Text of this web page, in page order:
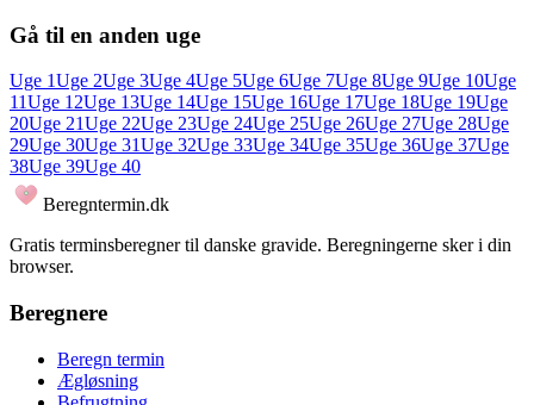
Gå til en anden uge
Uge 1Uge 2Uge 3Uge 4Uge 5Uge 6Uge 7Uge 8Uge 9Uge 10Uge
11Uge 12Uge 13Uge 14Uge 15Uge 16Uge 17Uge 18Uge 19Uge
20Uge 21Uge 22Uge 23Uge 24Uge 25Uge 26Uge 27Uge 28Uge
29Uge 30Uge 31Uge 32Uge 33Uge 34Uge 35Uge 36Uge 37Uge
38Uge 39Uge 40
Beregntermin.dk
Gratis terminsberegner til danske gravide. Beregningerne sker i din
browser.
Beregnere
Beregn termin
Ægløsning